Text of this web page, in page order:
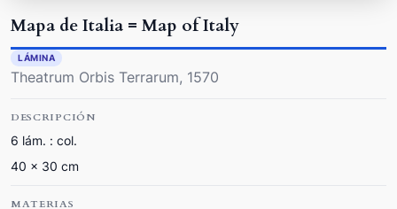
Mapa de Italia = Map of Italy
LÁMINA
Theatrum Orbis Terrarum, 1570
DESCRIPCIÓN
6 lám. : col.
40 x 30 cm
MATERIAS